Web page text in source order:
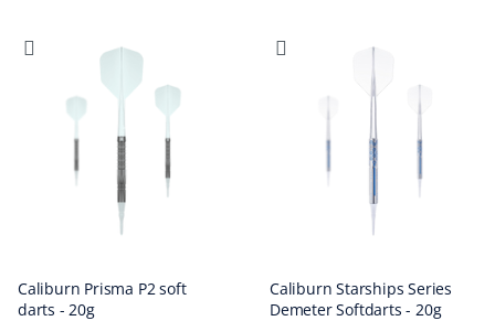
Caliburn Prisma P2 soft
darts - 20g
Caliburn Starships Series
Demeter Softdarts - 20g